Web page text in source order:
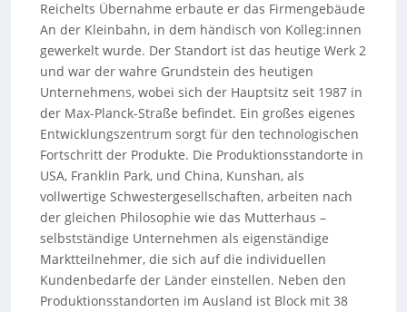
Reichelts Übernahme erbaute er das Firmengebäude
An der Kleinbahn, in dem händisch von Kolleg:innen
gewerkelt wurde. Der Standort ist das heutige Werk 2
und war der wahre Grundstein des heutigen
Unternehmens, wobei sich der Hauptsitz seit 1987 in
der Max-Planck-Straße befindet. Ein großes eigenes
Entwicklungszentrum sorgt für den technologischen
Fortschritt der Produkte. Die Produktionsstandorte in
USA, Franklin Park, und China, Kunshan, als
vollwertige Schwestergesellschaften, arbeiten nach
der gleichen Philosophie wie das Mutterhaus –
selbstständige Unternehmen als eigenständige
Marktteilnehmer, die sich auf die individuellen
Kundenbedarfe der Länder einstellen. Neben den
Produktionsstandorten im Ausland ist Block mit 38